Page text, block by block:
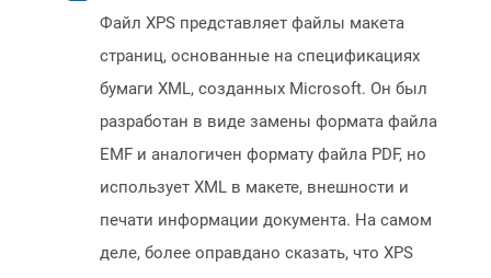
Файл XPS представляет файлы макета
страниц, основанные на спецификациях
бумаги XML, созданных Microsoft. Он был
разработан в виде замены формата файла
EMF и аналогичен формату файла PDF, но
использует XML в макете, внешности и
печати информации документа. На самом
деле, более оправдано сказать, что XPS